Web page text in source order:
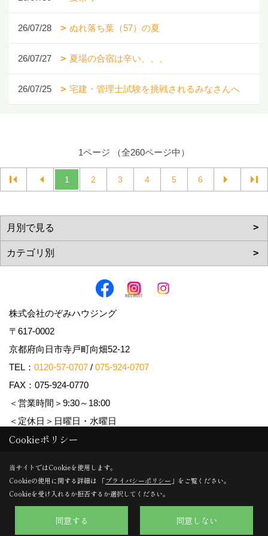
26/07/28 ぬれ落ち葉（57）の夏
26/07/27 夏場の合宿は辛い、、、
26/07/25 宅建・管理士試験を挑戦されるみなさんへ
1ページ （全260ページ中）
1 2 3 4 5 6
株式会社のぞみハウジング
〒617-0002
京都府向日市寺戸町向畑52-12
TEL： 0120-57-0707 / 075-924-0707
FAX：075-924-0770
＜営業時間＞9:30～18:00
＜定休日＞日曜日・水曜日
Copyright (c) Nozomi Housing. All Rights Reserved.
Produced byゴデスクリエイト
Cookieポリシー
当サイトではCookieを使用します。
Cookieの使用に関する詳細は 「プライバシーポリシー 」をご覧ください。
Cookieを受け入れるか拒否するか選択してください。
同意する 同意しない